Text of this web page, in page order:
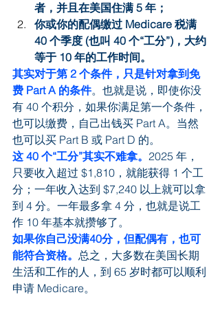
者，并且在美国住满 5 年；
你或你的配偶缴过 Medicare 税满
40 个季度 (也叫 40 个“工分”)，大约
等于 10 年的工作时间。
其实对于第 2 个条件，只是针对拿到免
费 Part A 的条件。也就是说，即使你没
有 40 个积分，如果你满足第一个条件，
也可以缴费，自己出钱买 Part A。当然
也可以买 Part B 或 Part D 的。
这 40 个“工分”其实不难拿。 2025 年，
只要收入超过 $1,810，就能获得 1 个工
分；一年收入达到 $7,240 以上就可以拿
到 4 分。一年最多拿 4 分，也就是说工
作 10 年基本就攒够了。
如果你自己没满40分，但配偶有，也可
能符合资格。 总之，大多数在美国长期
生活和工作的人，到 65 岁时都可以顺利
申请 Medicare。